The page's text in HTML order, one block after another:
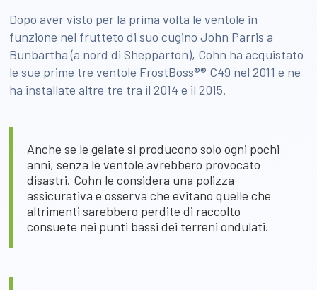
Dopo aver visto per la prima volta le ventole in
funzione nel frutteto di suo cugino John Parris a
Bunbartha (a nord di Shepparton), Cohn ha acquistato
le sue prime tre ventole FrostBoss®® C49 nel 2011 e ne
ha installate altre tre tra il 2014 e il 2015.
Anche se le gelate si producono solo ogni pochi
anni, senza le ventole avrebbero provocato
disastri. Cohn le considera una polizza
assicurativa e osserva che evitano quelle che
altrimenti sarebbero perdite di raccolto
consuete nei punti bassi dei terreni ondulati.